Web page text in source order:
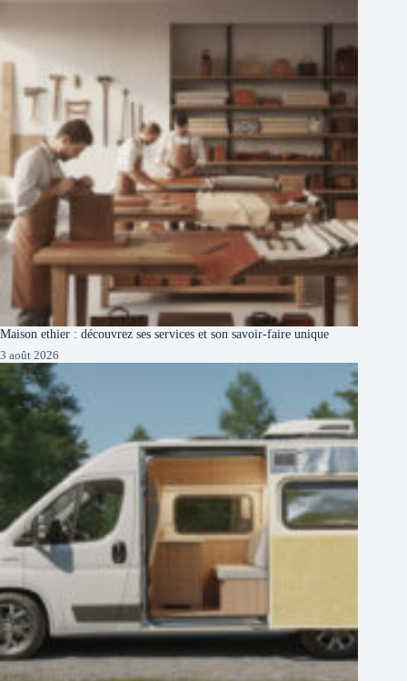
Maison ethier : découvrez ses services et son savoir-faire unique
3 août 2026